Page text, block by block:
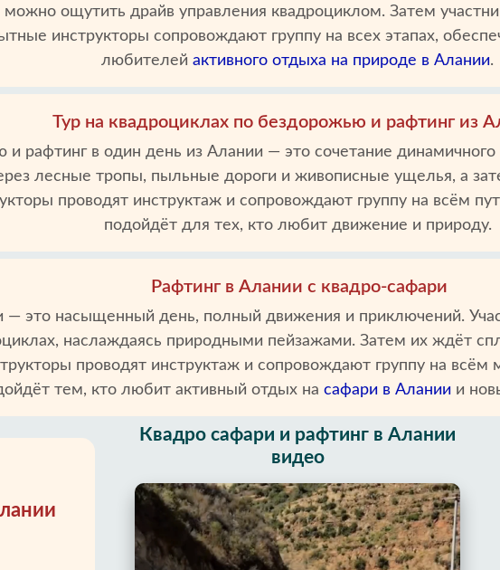
ощутить драйв управления квадроциклом. Затем
инструкторы сопровождают группу на всех этапах,
любителей активного отдыха на природе в Алании.
Тур на квадроциклах по бездорожью и рафтинг из
рафтинг в один день из Алании — это сочетание
лесные тропы, пыльные дороги и живописные ущелья, а
проводят инструктаж и сопровождают группу на всём
подойдёт для тех, кто любит движение и природу.
Рафтинг в Алании с квадро-сафари
— это насыщенный день, полный движения и приключений.
наслаждаясь природными пейзажами. Затем их ждёт
проводят инструктаж и сопровождают группу на всём
тем, кто любит активный отдых на сафари в Аланиии
Квадро сафари и рафтинг в Алании
видео